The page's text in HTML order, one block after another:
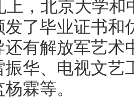
，北京大学和
发了毕业证书和
还有解放军艺术
振华、电视文艺
霖等。